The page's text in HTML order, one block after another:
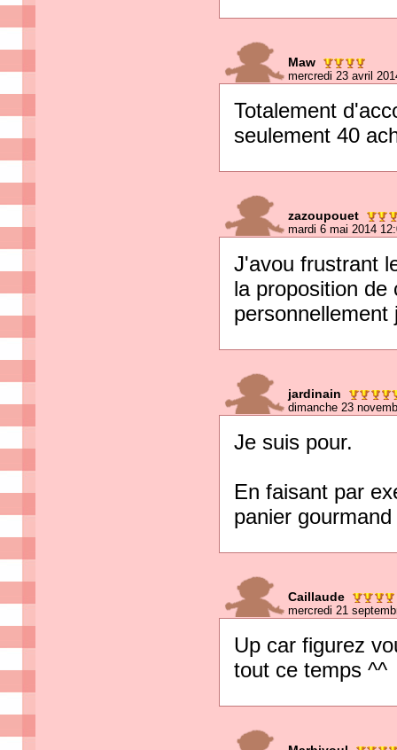
Maw
mercredi 23 avril
Totalement
seulement 40
zazoupouet
mardi 6 mai 2014
J'avou frustrant
la proposition de
jardinain
dimanche 23
Je suis pour.
En faisant par
panier gourmand
Caillaude
mercredi 21
Up car figurez
tout ce temps ^^